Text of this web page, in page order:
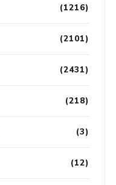
(1216)
(2101)
(2431)
(218)
(3)
(12)